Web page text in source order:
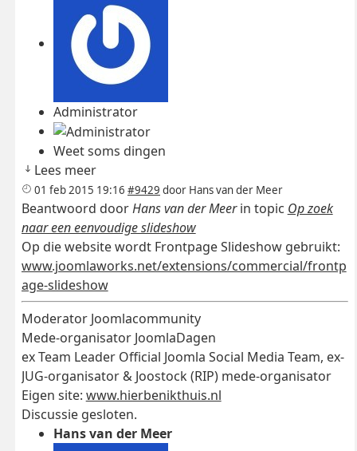
Administrator
Weet soms dingen
Lees meer
01 feb 2015 19:16 #9429 door Hans van der Meer
Beantwoord doorHans van der Meerin topic Op zoek
naar een eenvoudige slideshow
Op die website wordt Frontpage Slideshow gebruikt:
www.joomlaworks.net/extensions/commercial/frontp
age-slideshow
Moderator Joomlacommunity
Mede-organisator JoomlaDagen
ex Team Leader Official Joomla Social Media Team, ex-
JUG-organisator & Joostock (RIP) mede-organisator
Eigen site: www.hierbenikthuis.nl
Discussie gesloten.
Hans van der Meer